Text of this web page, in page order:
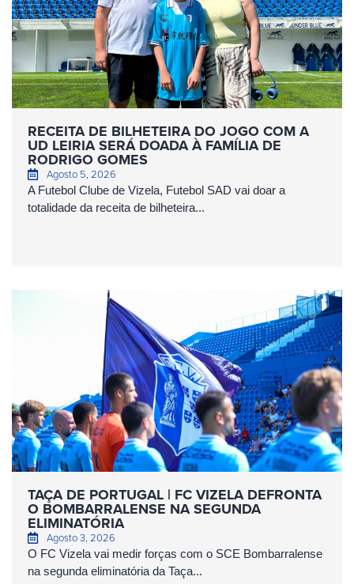
RECEITA DE BILHETEIRA DO JOGO COM A
UD LEIRIA SERÁ DOADA À FAMÍLIA DE
RODRIGO GOMES
Agosto 5, 2026
A Futebol Clube de Vizela, Futebol SAD vai doar a
totalidade da receita de bilheteira...
TAÇA DE PORTUGAL | FC VIZELA DEFRONTA
O BOMBARRALENSE NA SEGUNDA
ELIMINATÓRIA
Agosto 3, 2026
O FC Vizela vai medir forças com o SCE Bombarralense
na segunda eliminatória da Taça...